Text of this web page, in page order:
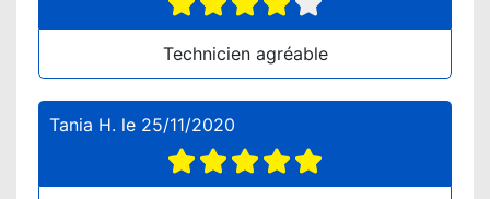
Technicien agréable
Tania H. le 25/11/2020